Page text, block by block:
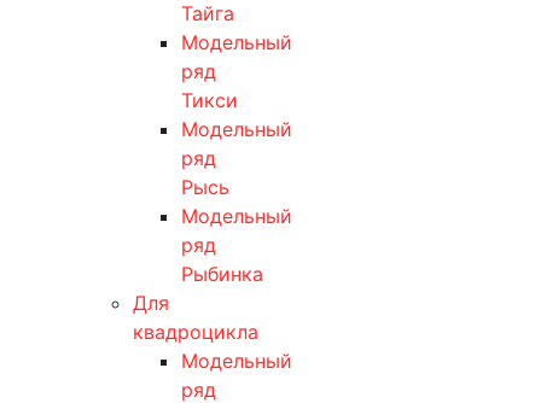
Тайга
Модельный
ряд
Тикси
Модельный
ряд
Рысь
Модельный
ряд
Рыбинка
Для
квадроцикла
Модельный
ряд